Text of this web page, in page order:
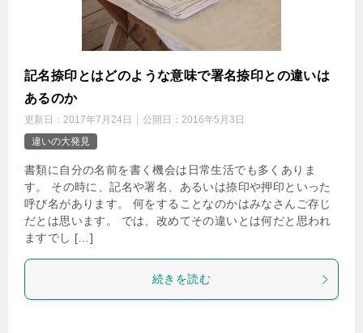
記名捺印とはどのような意味で署名捺印との違いは
あるのか
更新日： 2017年7月24日 公開日： 2016年5月3日
違いの大発見
書類に自分の名前を書く機会は日常生活でも多くありま
す。 その時に、記名や署名、あるいは捺印や押印といった
呼び名があります。 何をすることなのかはみなさんご存じ
だとは思います。 では、改めてその違いとは何だと思われ
ますでし […]
続きを読む